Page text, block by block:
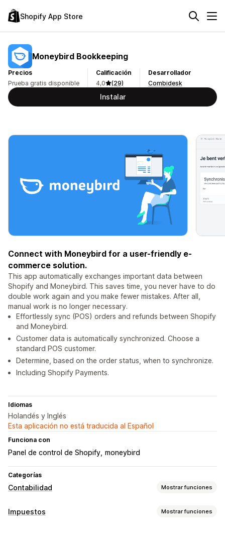
Shopify App Store
Moneybird Bookkeeping
Precios
Prueba gratis disponible
Calificación
4,0
(29)
Desarrollador
Combidesk
Instalar
Connect with Moneybird for a user-friendly e-
commerce solution.
This app automatically exchanges important data between
Shopify and Moneybird. This saves time, you never have to do
double work again and you make fewer mistakes. After all,
manual work is no longer necessary.
Effortlessly sync (POS) orders and refunds between Shopify
and Moneybird.
Customer data is automatically synchronized. Choose a
standard POS customer.
Determine, based on the order status, when to synchronize.
Including Shopify Payments.
Idiomas
Holandés y Inglés
Esta aplicación no está traducida al Español
Funciona con
Panel de control de Shopify moneybird
Categorías
Contabilidad Mostrar funciones
Informes financieros
Impuestos Mostrar funciones